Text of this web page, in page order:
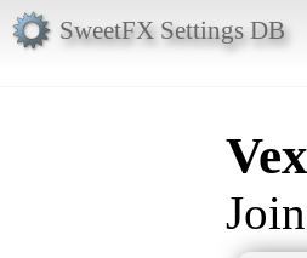
SweetFX Settings DB